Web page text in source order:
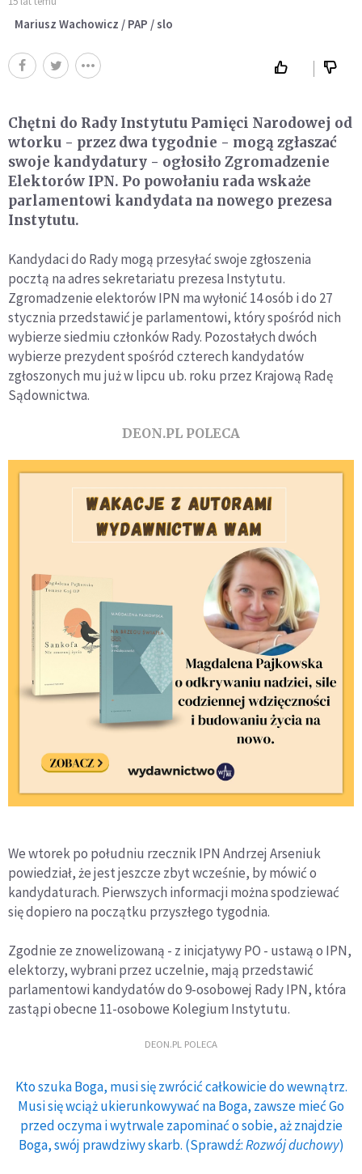
Mariusz Wachowicz / PAP / slo
Chętni do Rady Instytutu Pamięci Narodowej od
wtorku - przez dwa tygodnie - mogą zgłaszać
swoje kandydatury - ogłosiło Zgromadzenie
Elektorów IPN. Po powołaniu rada wskaże
parlamentowi kandydata na nowego prezesa
Instytutu.
Kandydaci do Rady mogą przesyłać swoje zgłoszenia
pocztą na adres sekretariatu prezesa Instytutu.
Zgromadzenie elektorów IPN ma wyłonić 14 osób i do 27
stycznia przedstawić je parlamentowi, który spośród nich
wybierze siedmiu członków Rady. Pozostałych dwóch
wybierze prezydent spośród czterech kandydatów
zgłoszonych mu już w lipcu ub. roku przez Krajową Radę
Sądownictwa.
DEON.PL POLECA
We wtorek po południu rzecznik IPN Andrzej Arseniuk
powiedział, że jest jeszcze zbyt wcześnie, by mówić o
kandydaturach. Pierwszych informacji można spodziewać
się dopiero na początku przyszłego tygodnia.
Zgodnie ze znowelizowaną - z inicjatywy PO - ustawą o IPN,
elektorzy, wybrani przez uczelnie, mają przedstawić
parlamentowi kandydatów do 9-osobowej Rady IPN, która
zastąpi obecne 11-osobowe Kolegium Instytutu.
DEON.PL POLECA
Kto szuka Boga, musi się zwrócić całkowicie do wewnątrz.
Musi się wciąż ukierunkowywać na Boga, zawsze mieć Go
przed oczyma i wytrwale zapominać o sobie, aż znajdzie
Boga, swój prawdziwy skarb. (Sprawdź:Rozwój duchowy)